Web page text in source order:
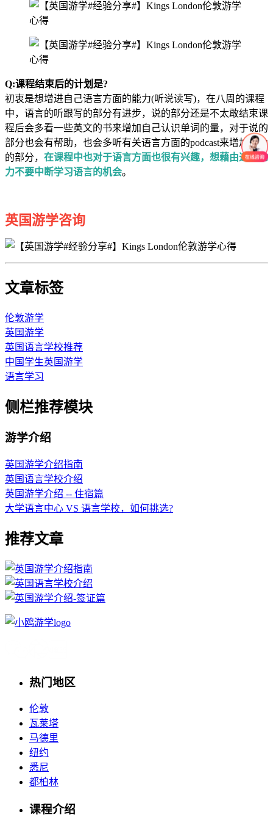
Q:课程结束后的计划是?
初衷是想增进自己语言方面的能力(听说读写)，在八周的课程
中，语言的听跟写的部分有进步，说的部分还是不太敢结束课
程后会多看一些英文的书来增加自己认识单词的量，对于说的
部分也会有帮助，也会多听有关语言方面的podcast来增加听力
的部分， 在课程中也对于语言方面也很有兴趣，想藉由这股动
力不要中断学习语言的机会。
英国游学咨询
文章标签
伦敦游学
英国游学
英国语言学校推荐
中国学生英国游学
语言学习
侧栏推荐模块
游学介绍
英国游学介绍指南
英国语言学校介绍
英国游学介绍 -- 住宿篇
大学语言中心 VS 语言学校，如何挑选?
推荐文章
热门地区
伦敦
瓦莱塔
马德里
纽约
悉尼
都柏林
课程介绍